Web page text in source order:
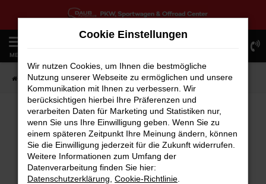
Zum
Hauptinhalt
springen
MENÜ
Startseite Fahrzeugangebote Fahrzeugbestand
FEHLER: NETWORK ERROR
Beim Laden ist ein Fehler aufgetreten.
Hier sind ein paar Tipps, die dir helfen können:
Cookie Einstellungen
Wir nutzen Cookies, um Ihnen die bestmögliche
Nutzung unserer Webseite zu ermöglichen und unsere
Kommunikation mit Ihnen zu verbessern. Wir
berücksichtigen hierbei Ihre Präferenzen und
verarbeiten Daten für Marketing und Statistiken nur,
wenn Sie uns Ihre Einwilligung geben. Wenn Sie zu
einem späteren Zeitpunkt Ihre Meinung ändern, können
Sie die Einwilligung jederzeit für die Zukunft widerrufen.
Weitere Informationen zum Umfang der
Datenverarbeitung finden Sie hier:
Datenschutzerklärung Cookie-Richtlinie